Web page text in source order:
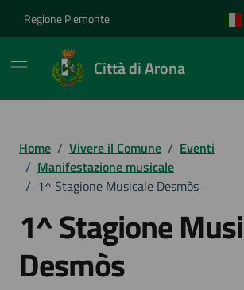
Regione Piemonte
Città di Arona
Home / Vivere il Comune / Eventi
/ Manifestazione musicale
/ 1^ Stagione Musicale Desmòs
1^ Stagione
Desmòs